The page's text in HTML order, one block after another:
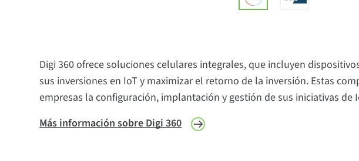
Digi 360 ofrece soluciones celulares integrales, que incluyen
sus inversiones en IoT y maximizar el retorno de la inversión. Estas
empresas la configuración, implantación y gestión de sus iniciativas de
Más información sobre Digi 360